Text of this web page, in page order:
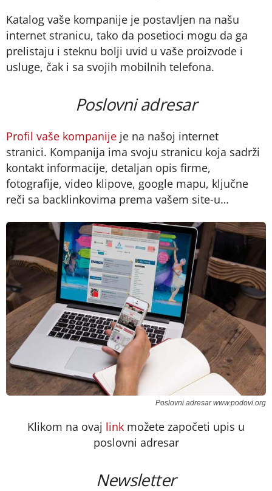
Katalog vaše kompanije je postavljen na našu
internet stranicu, tako da posetioci mogu da ga
prelistaju i steknu bolji uvid u vaše proizvode i
usluge, čak i sa svojih mobilnih telefona.
Poslovni adresar
Profil vaše kompanije je na našoj internet
stranici. Kompanija ima svoju stranicu koja sadrži
kontakt informacije, detaljan opis firme,
fotografije, video klipove, google mapu, ključne
reči sa backlinkovima prema vašem site-u…
Poslovni adresar www.podovi.org
Klikom na ovaj link možete započeti upis u
poslovni adresar
Newsletter